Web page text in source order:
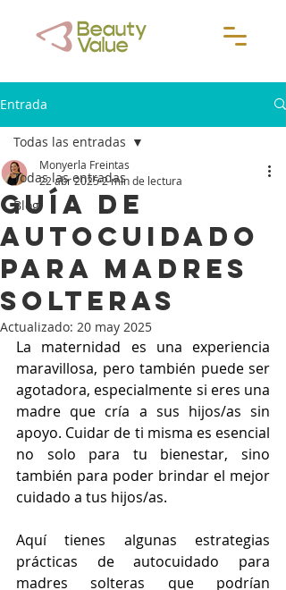
Entrada
Todas las entradas
Blog
Todas las entradas
Guía de
autocuidado
para madres
solteras
Monyerla Freintas
22 abr 20252 min de lectura
Actualizado: 20 may 2025
La maternidad es una experiencia
maravillosa, pero también puede ser
agotadora, especialmente si eres una
madre que cría a sus hijos/as sin
apoyo. Cuidar de ti misma es esencial
no solo para tu bienestar, sino
también para poder brindar el mejor
cuidado a tus hijos/as.
Aquí tienes algunas estrategias
prácticas de autocuidado para
madres solteras que podrían